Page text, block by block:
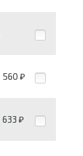
560 ₽
633 ₽